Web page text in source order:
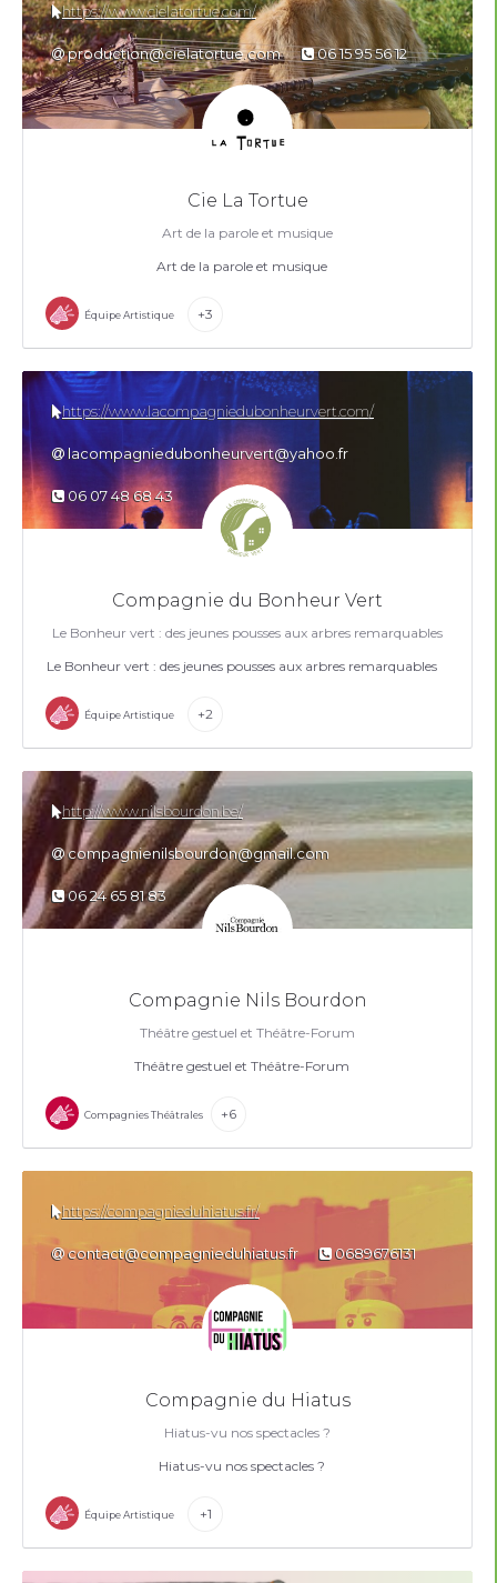
Cie La Tortue
Art de la parole et musique
Art de la parole et musique
https://www.cielatortue.com/
production@cielatortue.com 06 15 95 56 12
Équipe Artistique +3
Compagnie du Bonheur Vert
Le Bonheur vert : des jeunes pousses aux arbres remarquables
Le Bonheur vert : des jeunes pousses aux arbres remarquables
https://www.lacompagniedubonheurvert.com/
lacompagniedubonheurvert@yahoo.fr
06 07 48 68 43
Équipe Artistique +2
Compagnie Nils Bourdon
Théâtre gestuel et Théâtre-Forum
Théâtre gestuel et Théâtre-Forum
http://www.nilsbourdon.be/
compagnienilsbourdon@gmail.com
06 24 65 81 83
Compagnies Théâtrales +6
Compagnie du Hiatus
Hiatus-vu nos spectacles ?
Hiatus-vu nos spectacles ?
https://compagnieduhiatus.fr/
contact@compagnieduhiatus.fr 0689676131
Équipe Artistique +1